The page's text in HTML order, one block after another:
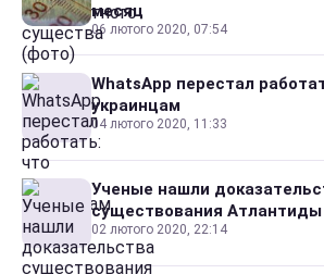
месяц
06 лютого 2020, 07:54
WhatsApp перестал
украинцам
04 лютого 2020, 11:33
Ученые нашли
существования
02 лютого 2020, 22:14